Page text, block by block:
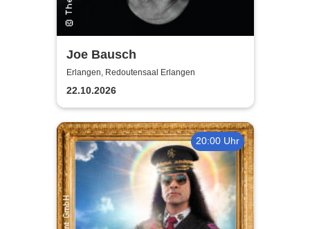
Joe Bausch
Erlangen, Redoutensaal Erlangen
22.10.2026
20:00 Uhr